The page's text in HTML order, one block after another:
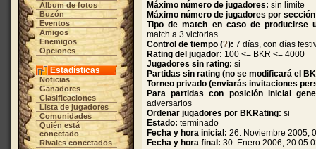
Álbum de fotos
Buzón
Eventos
Amigos
Enemigos
Opciones
Estadísticas
Noticias
Ganadores
Clasificaciones
Lista de jugadores
Comunidades
Quién está
conectado
Rivales conectados
Máximo número de jugadores: sin límite
Máximo número de jugadores por
Tipo de match en caso de producirse
match a 3 victorias
Control de tiempo (?): 7 días, con días
Rating del jugador: 100 <= BKR <= 4000
Jugadores sin rating: si
Partidas sin rating (no se modificará el
Torneo privado (enviarás invitaciones
Para partidas con posición inicial
adversarios
Ordenar jugadores por BKRating: si
Estado: terminado
Fecha y hora inicial: 26. Noviembre 2005,
Fecha y hora final: 30. Enero 2006,